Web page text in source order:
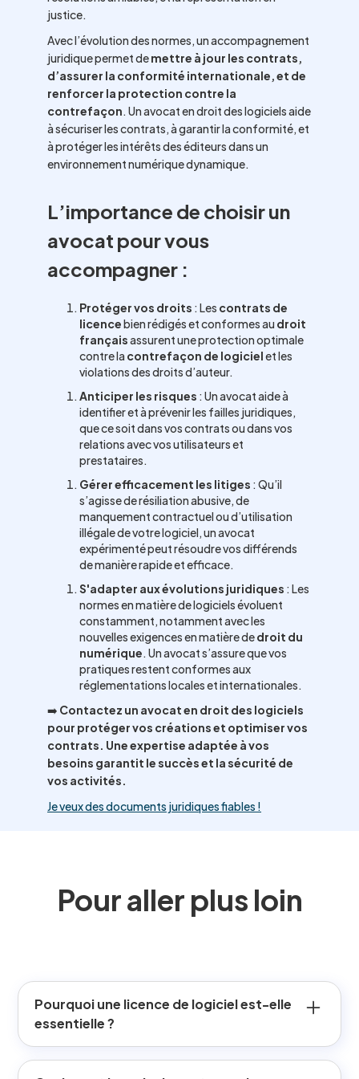
justice.
Avec l’évolution des normes, un accompagnement
juridique permet demettre à jour les contrats,
d’assurer la conformité internationale, et de
renforcer la protection contre la
contrefaçon. Un avocat en droit des logiciels aide
à sécuriser les contrats, à garantir la conformité, et
à protéger les intérêts des éditeurs dans un
environnement numérique dynamique.
L’importance de choisir un
avocat pour vous
accompagner :
Protéger vos droits : Les contrats de
licencebien rédigés et conformes au droit
françaisassurent une protection optimale
contre la contrefaçon de logicielet les
violations des droits d’auteur.
Anticiper les risques : Un avocat aide à
identifier et à prévenir les failles juridiques,
que ce soit dans vos contrats ou dans vos
relations avec vos utilisateurs et
prestataires.
Gérer efficacement les litiges : Qu’il
s’agisse de résiliation abusive, de
manquement contractuel ou d’utilisation
illégale de votre logiciel, un avocat
expérimenté peut résoudre vos différends
de manière rapide et efficace.
S'adapter aux évolutions juridiques : Les
normes en matière de logiciels évoluent
constamment, notamment avec les
nouvelles exigences en matière dedroit du
numérique. Un avocat s’assure que vos
pratiques restent conformes aux
réglementations locales et internationales.
➡️ Contactez un avocat en droit des logiciels
pour protéger vos créations et optimiser vos
contrats. Une expertise adaptée à vos
besoins garantit le succès et la sécurité de
vos activités.
Je veux des documents juridiques fiables !
Pour aller plus loin
Pourquoi une licence de logiciel est-elle
essentielle ?